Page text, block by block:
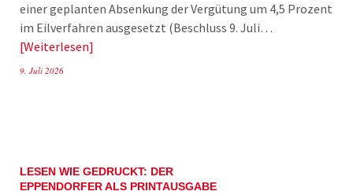
einer geplanten Absenkung der Vergütung um 4,5 Prozent
im Eilverfahren ausgesetzt (Beschluss 9. Juli…
Weiterlesen
9. Juli 2026
LESEN WIE GEDRUCKT: DER
EPPENDORFER ALS PRINTAUSGABE